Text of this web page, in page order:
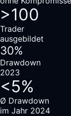
>100
Trader
ausgebildet
30%
Drawdown
2023
<5%
Ø Drawdown
im Jahr 2024